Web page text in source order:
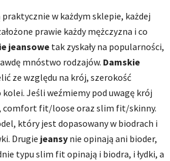
praktycznie w każdym sklepie, każdej
prawie każdy mężczyzna i co
jeansowe tak zyskały na popularności,
mnóstwo rodzajów. Damskie
ze względu na krój, szerokość
Jeśli weźmiemy pod uwagę krój
comfort fit/loose oraz slim fit/skinny.
który jest dopasowany w biodrach i
Drugie jeansy nie opinają ani bioder,
typu slim fit opinają i biodra, i łydki, a